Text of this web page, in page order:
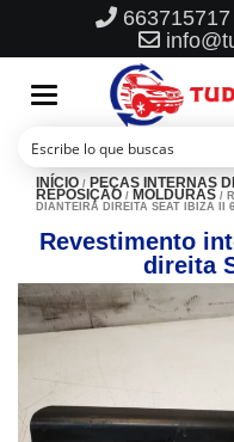
663715717
Toggle
navigation
INÍCIO / PEÇAS INTERNAS
REPOSIÇÃO / MOLDURAS /
DIANTEIRA DIREITA SEAT IBIZA II
Revestimento
direita